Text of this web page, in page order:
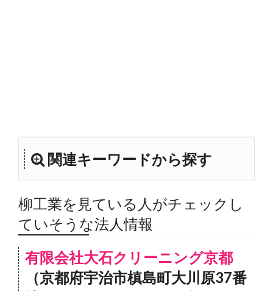
関連キーワードから探す
柳工業を見ている人がチェックし
ていそうな法人情報
有限会社大石クリーニング京都
（京都府宇治市槙島町大川原37番